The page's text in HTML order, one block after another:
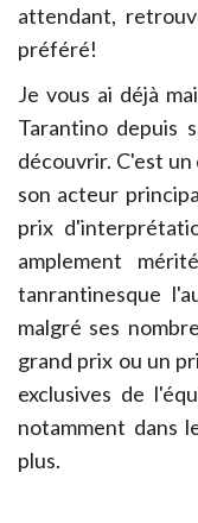
attendant,
préféré!
Je vous ai déjà
Tarantino depuis
découvrir. C'est un
son acteur
prix
amplement
tanrantinesque
malgré ses
grand prix ou un
exclusives de
notamment dans
plus.